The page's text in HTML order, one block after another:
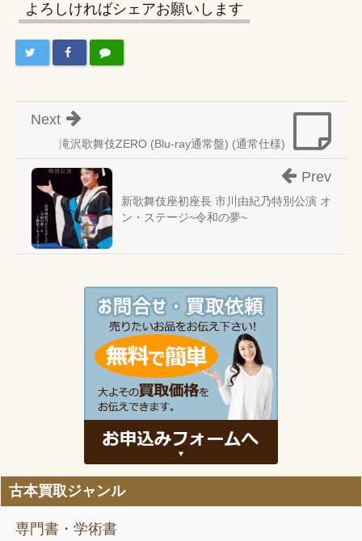
よろしければシェアお願いします
滝沢歌舞伎ZERO (Blu-ray通常盤) (通常仕様)
Next
新歌舞伎座初座長 市川由紀乃特別公演 オ
ン・ステージ~令和の夢~
Prev
古本買取ジャンル
専門書・学術書